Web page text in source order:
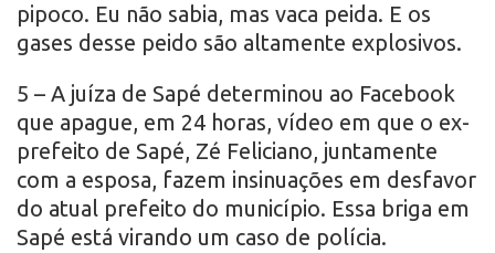
pipoco. Eu não sabia, mas vaca peida. E os
gases desse peido são altamente explosivos.
5 – A juíza de Sapé determinou ao Facebook
que apague, em 24 horas, vídeo em que o ex-
prefeito de Sapé, Zé Feliciano, juntamente
com a esposa, fazem insinuações em desfavor
do atual prefeito do município. Essa briga em
Sapé está virando um caso de polícia.